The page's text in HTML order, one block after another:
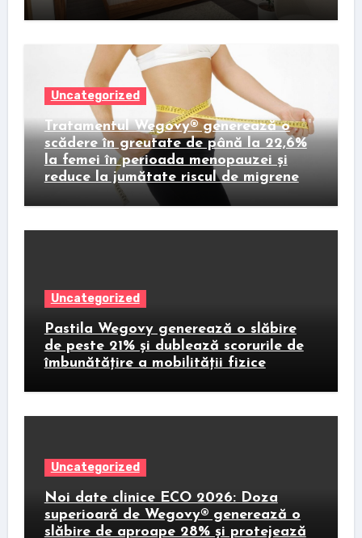
Uncategorized
Tratamentul Wegovy® generează o
scădere în greutate de până la 22,6%
la femei în perioada menopauzei și
reduce la jumătate riscul de migrene
Uncategorized
Pastila Wegovy generează o slăbire
de peste 21% și dublează scorurile de
îmbunătățire a mobilității fizice
Uncategorized
Noi date clinice ECO 2026: Doza
superioară de Wegovy® generează o
slăbire de aproape 28% și protejează